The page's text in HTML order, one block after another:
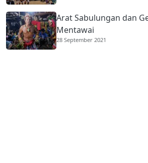
Arat Sabulungan dan
Mentawai
28 September 2021